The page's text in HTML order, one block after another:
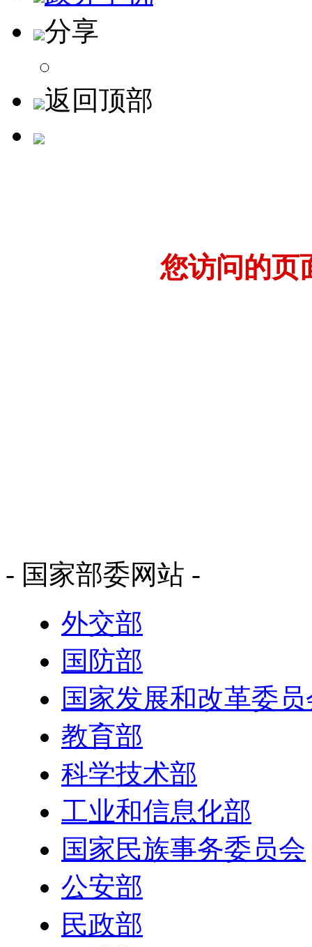
分享
返回顶部
您访问的页
- 国家部委网站 -
外交部
国防部
国家发展和改革委
教育部
科学技术部
工业和信息化部
国家民族事务委员会
公安部
民政部